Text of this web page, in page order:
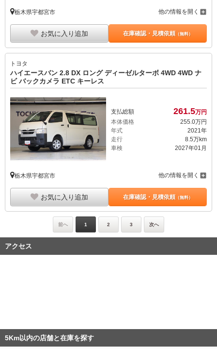
栃木県宇都宮市 他の情報を開く
お気に入り追加 在庫確認・見積依頼（無料）
トヨタ
ハイエースバン 2.8 DX ロング ディーゼルターボ 4WD 4WD ナ
ビ バックカメラ ETC キーレス
支払総額 261.5万円
本体価格
255. 0万円
年式
2021年
走行
8.5万km
車検
2027年01月
栃木県宇都宮市 他の情報を開く
お気に入り追加 在庫確認・見積依頼（無料）
前へ 1 2 3 次へ
アクセス
5Km以内の店舗と在庫を探す